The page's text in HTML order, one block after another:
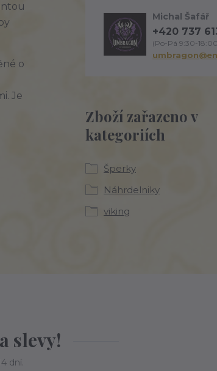
o
Je
Zboží zařazeno v
kategoriích
Šperky
Náhrdelniky
viking
Michal Šafář
+420 737
(Po-Pá 9:30-
slevy!
dní.